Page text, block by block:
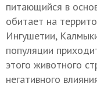
питающийся в
обитает на
Ингушетии,
популяции
этого животного
негативного